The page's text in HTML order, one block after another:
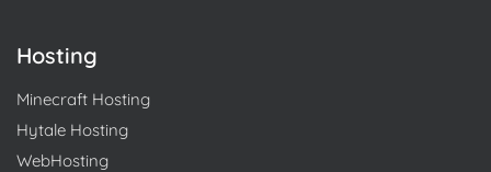
Hosting
Minecraft Hosting
Hytale Hosting
WebHosting